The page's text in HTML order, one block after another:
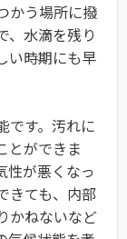
かう場所に撥
、水滴を残り
い時期にも早
です。汚れに
とができま
性が悪くなっ
きても、内部
かねないなど